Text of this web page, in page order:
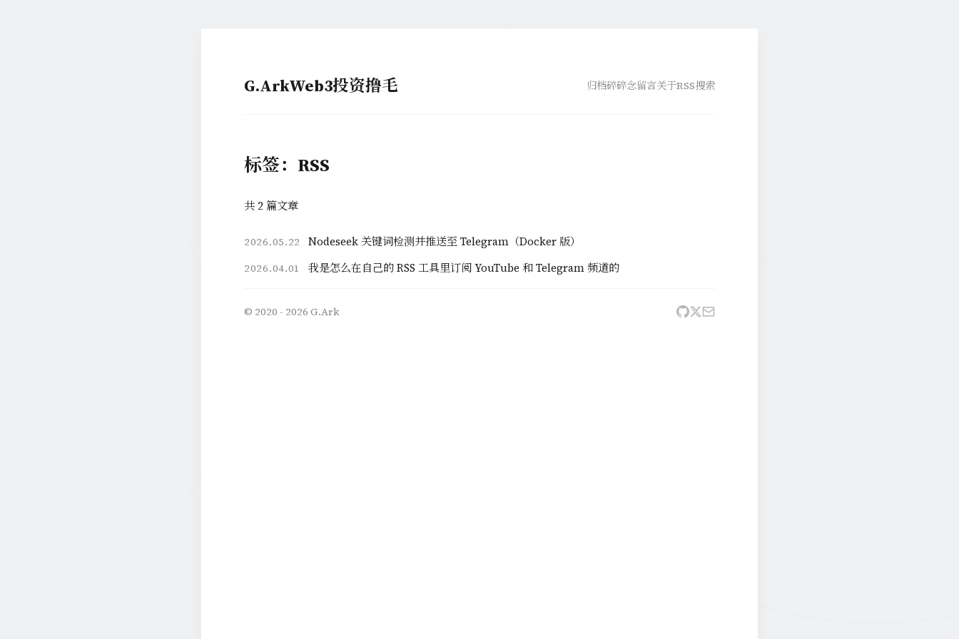
G.ArkWeb3投资撸毛 归档碎碎念留言关于RSS搜索
标签：RSS
共 2 篇文章
2026.05.22 Nodeseek 关键词检测并推送至 Telegram（Docker 版）
2026.04.01 我是怎么在自己的 RSS 工具里订阅 YouTube 和 Telegram 频道的
© 2020 - 2026 G.Ark